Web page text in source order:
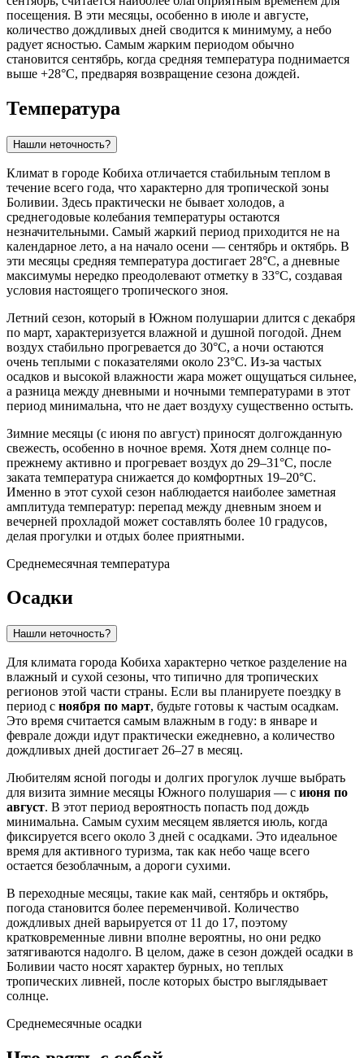
посещения. В эти месяцы, особенно в июле и августе,
количество дождливых дней сводится к минимуму, а небо
радует ясностью. Самым жарким периодом обычно
становится сентябрь, когда средняя температура поднимается
выше +28°C, предваряя возвращение сезона дождей.
Температура
Нашли неточность?
Климат в городе Кобиха отличается стабильным теплом в
течение всего года, что характерно для тропической зоны
Боливии. Здесь практически не бывает холодов, а
среднегодовые колебания температуры остаются
незначительными. Самый жаркий период приходится не на
календарное лето, а на начало осени — сентябрь и октябрь. В
эти месяцы средняя температура достигает 28°C, а дневные
максимумы нередко преодолевают отметку в 33°C, создавая
условия настоящего тропического зноя.
Летний сезон, который в Южном полушарии длится с декабря
по март, характеризуется влажной и душной погодой. Днем
воздух стабильно прогревается до 30°C, а ночи остаются
очень теплыми с показателями около 23°C. Из-за частых
осадков и высокой влажности жара может ощущаться сильнее,
а разница между дневными и ночными температурами в этот
период минимальна, что не дает воздуху существенно остыть.
Зимние месяцы (с июня по август) приносят долгожданную
свежесть, особенно в ночное время. Хотя днем солнце по-
прежнему активно и прогревает воздух до 29–31°C, после
заката температура снижается до комфортных 19–20°C.
Именно в этот сухой сезон наблюдается наиболее заметная
амплитуда температур: перепад между дневным зноем и
вечерней прохладой может составлять более 10 градусов,
делая прогулки и отдых более приятными.
Среднемесячная температура
Осадки
Нашли неточность?
Для климата города Кобиха характерно четкое разделение на
влажный и сухой сезоны, что типично для тропических
регионов этой части страны. Если вы планируете поездку в
период с ноября по март, будьте готовы к частым осадкам.
Это время считается самым влажным в году: в январе и
феврале дожди идут практически ежедневно, а количество
дождливых дней достигает 26–27 в месяц.
Любителям ясной погоды и долгих прогулок лучше выбрать
для визита зимние месяцы Южного полушария — с июня по
август. В этот период вероятность попасть под дождь
минимальна. Самым сухим месяцем является июль, когда
фиксируется всего около 3 дней с осадками. Это идеальное
время для активного туризма, так как небо чаще всего
остается безоблачным, а дороги сухими.
В переходные месяцы, такие как май, сентябрь и октябрь,
погода становится более переменчивой. Количество
дождливых дней варьируется от 11 до 17, поэтому
кратковременные ливни вполне вероятны, но они редко
затягиваются надолго. В целом, даже в сезон дождей осадки в
Боливии часто носят характер бурных, но теплых
тропических ливней, после которых быстро выглядывает
солнце.
Среднемесячные осадки